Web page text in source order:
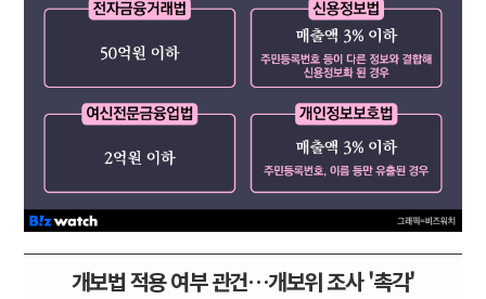
개보법 적용 여부 관건…개보위 조사 '촉각'